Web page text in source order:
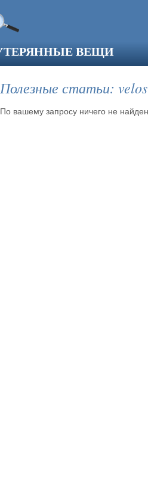
ВЕЩИ
Полезные статьи:
По вашему запросу ничего не